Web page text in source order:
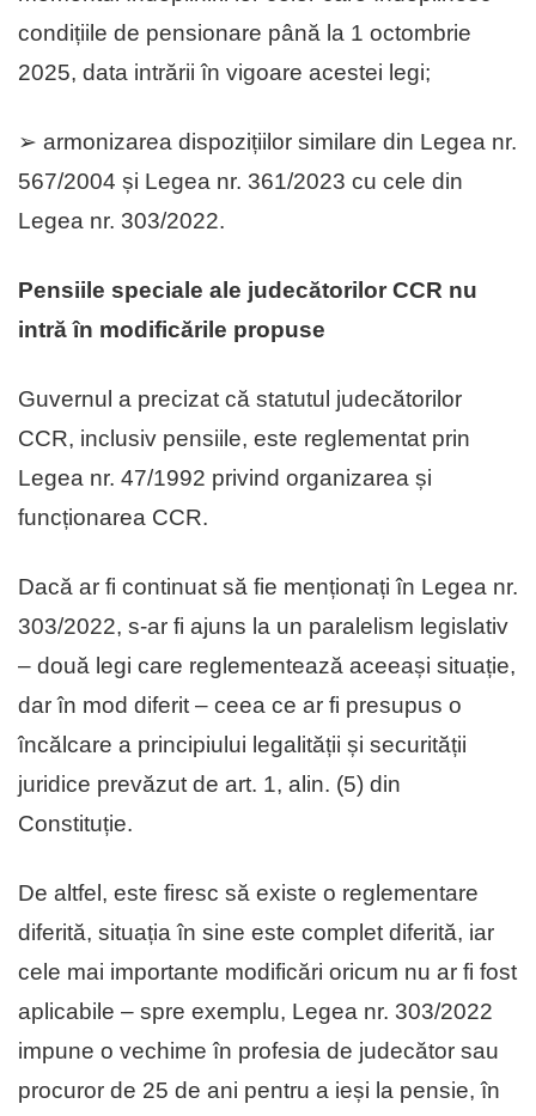
condițiile de pensionare până la 1 octombrie
2025, data intrării în vigoare acestei legi;
➢ armonizarea dispozițiilor similare din Legea nr.
567/2004 și Legea nr. 361/2023 cu cele din
Legea nr. 303/2022.
Pensiile speciale ale judecătorilor CCR nu
intră în modificările propuse
Guvernul a precizat că statutul judecătorilor
CCR, inclusiv pensiile, este reglementat prin
Legea nr. 47/1992 privind organizarea și
funcționarea CCR.
Dacă ar fi continuat să fie menționați în Legea nr.
303/2022, s-ar fi ajuns la un paralelism legislativ
– două legi care reglementează aceeași situație,
dar în mod diferit – ceea ce ar fi presupus o
încălcare a principiului legalității și securității
juridice prevăzut de art. 1, alin. (5) din
Constituție.
De altfel, este firesc să existe o reglementare
diferită, situația în sine este complet diferită, iar
cele mai importante modificări oricum nu ar fi fost
aplicabile – spre exemplu, Legea nr. 303/2022
impune o vechime în profesia de judecător sau
procuror de 25 de ani pentru a ieși la pensie, în